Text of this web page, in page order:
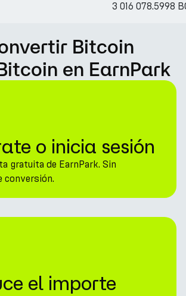
3 016 078.5998
Bitcoin
en EarnPark
o inicia sesión
gratuita de EarnPark. Sin
conversión.
el importe